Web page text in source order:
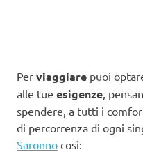
Per viaggiare puoi
alle tue esigenze ,
spendere, a tutti i
di percorrenza di ogni
Saronno così: